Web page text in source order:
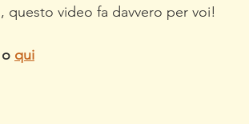
questo video fa davvero per voi!
o qui